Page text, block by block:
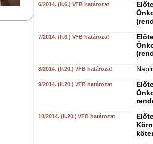
6/2014. (II.6.) VFB határozat
7/2014. (II.6.) VFB határozat
8/2014. (II.20.) VFB határozat
9/2014. (II.20.) VFB határozat
10/2014. (II.20.) VFB határozat